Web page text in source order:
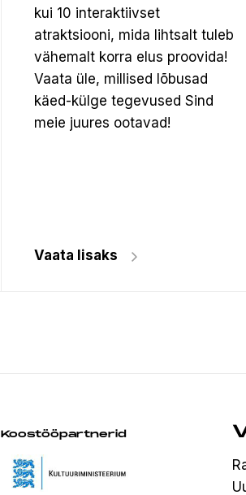
kui 10 interaktiivset
atraktsiooni, mida lihtsalt tuleb
vähemalt korra elus proovida!
Vaata üle, millised lõbusad
käed-külge tegevused Sind
meie juures ootavad!
Vaata lisaks
Koostööpartnerid